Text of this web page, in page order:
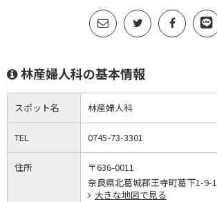
林産婦人科の基本情報
スポット名 林産婦人科
TEL 0745-73-3301
住所
〒636-0011
奈良県北葛城郡王寺町葛下1-9-1
大きな地図で見る